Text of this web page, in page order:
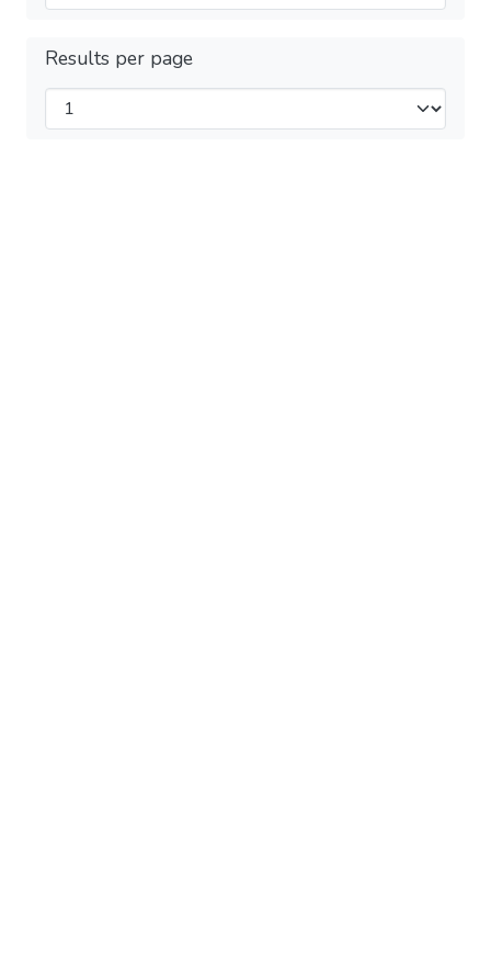
Results per page